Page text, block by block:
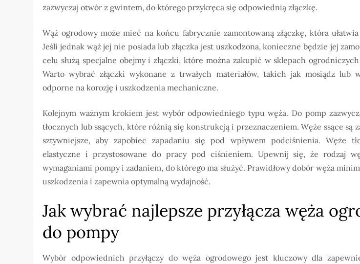
zazwyczaj otwór z gwintem, do którego przykręca się odpowiednią złączkę.
Wąż ogrodowy może mieć na końcu fabrycznie zamontowaną złączkę, która ułatwia
Jeśli jednak wąż jej nie posiada lub złączka jest uszkodzona, konieczne będzie jej
celu służą specjalne obejmy i złączki, które można zakupić w sklepach
Warto wybrać złączki wykonane z trwałych materiałów, takich jak mosiądz lub
odporne na korozję i uszkodzenia mechaniczne.
Kolejnym ważnym krokiem jest wybór odpowiedniego typu węża. Do pomp
tłocznych lub ssących, które różnią się konstrukcją i przeznaczeniem. Węże ssące są
sztywniejsze, aby zapobiec zapadaniu się pod wpływem podciśnienia. Węże
elastyczne i przystosowane do pracy pod ciśnieniem. Upewnij się, że rodzaj
wymaganiami pompy i zadaniem, do którego ma służyć. Prawidłowy dobór węża
uszkodzenia i zapewnia optymalną wydajność.
Jak wybrać najlepsze przyłącza węża
do pompy
Wybór odpowiednich przyłączy do węża ogrodowego jest kluczowy dla